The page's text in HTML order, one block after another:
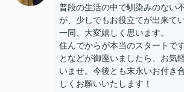
普段の生活の中で馴染みのない
が、少しでもお役立てが出来て
一同、大変嬉しく思います。
住んでからが本当のスタートで
となどが御座いましたら、お気
いませ。今後とも末永いお付き
しくお願いいたします！